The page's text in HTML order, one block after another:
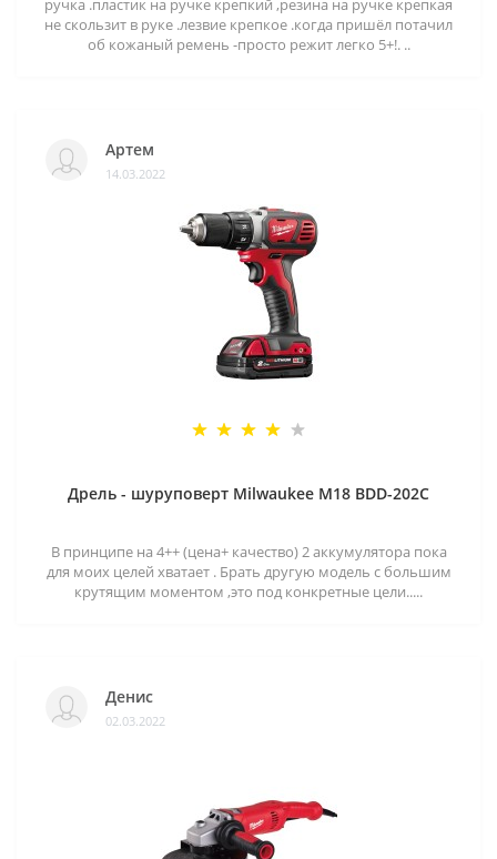
ручка .пластик на ручке крепкий ,резина на ручке крепкая
не скользит в руке .лезвие крепкое .когда пришёл потачил
об кожаный ремень -просто режит легко 5+!. ..
Артем
14.03.2022
Дрель - шуруповерт Milwaukee M18 BDD-202C
В принципе на 4++ (цена+ качество) 2 аккумулятора пока
для моих целей хватает . Брать другую модель с большим
крутящим моментом ,это под конкретные цели.....
Денис
02.03.2022